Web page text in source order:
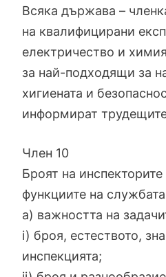
Всяка държава –
на квалифицирани
електричество и
за най-подходящи за
хигиената и
информират
Член 10
Броят на
функциите на
a) важността на
i) броя, естеството,
инспекцията;